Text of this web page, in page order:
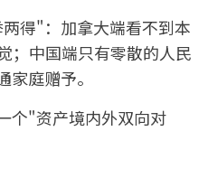
得"：加拿大端看不到本
；中国端只有零散的人民
庭赠予。
个"资产境内外双向对